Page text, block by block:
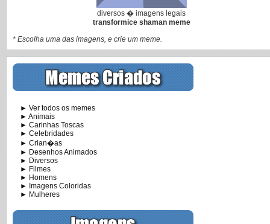
diversos � imagens legais
transformice shaman meme
* Escolha uma das imagens, e crie um meme.
► Ver todos os memes
► Animais
► Carinhas Toscas
► Celebridades
► Crian�as
► Desenhos Animados
► Diversos
► Filmes
► Homens
► Imagens Coloridas
► Mulheres